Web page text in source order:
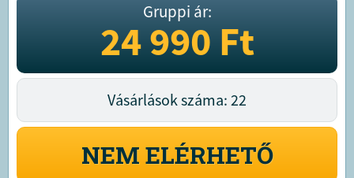
Gruppi ár:
24 990Ft
Vásárlások száma: 22
NEM ELÉRHETŐ